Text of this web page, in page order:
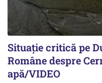
Situație critică pe
Române despre
apă/VIDEO